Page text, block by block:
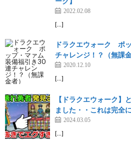
2022.02.08
[…]
ドラクエウォーク ポ
チャレンジ！？（無課金
2020.12.10
[…]
【ドラクエウォーク】
ました・・これは完全
2024.03.05
[…]